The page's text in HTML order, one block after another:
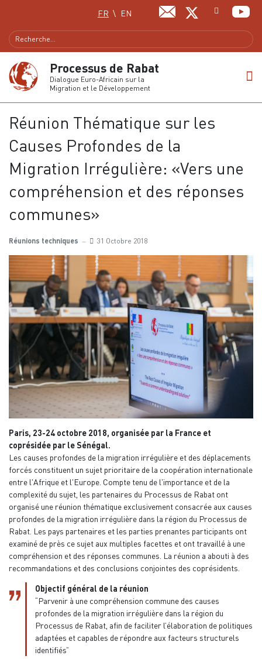
Sélectionnez votre langue
FR EN
Processus de Rabat
Dialogue Euro-Africain sur la
Migration et le Développement
Réunion Thématique sur les
Causes Profondes de la
Migration Irrégulière: «Vers une
compréhension et des réponses
communes»
Réunions techniques 31 Octobre 2018
Paris, 23-24 octobre 2018, organisée par la France et
coprésidée par le Sénégal.
Les causes profondes de la migration irrégulière et des déplacements
forcés constituent un sujet prioritaire de la coopération internationale
entre l'Afrique et l'Europe. Compte tenu de l'importance et de la
complexité du sujet, les partenaires du Processus de Rabat ont
organisé une réunion thématique exclusivement consacrée aux causes
profondes de la migration irrégulière dans la région du Processus de
Rabat. Les pays partenaires et les parties prenantes participants ont
examiné de près ce sujet aux multiples facettes et ont travaillé à une
compréhension et des réponses communes. La réunion a abouti à des
recommandations et des conclusions conjointes des coprésidents.
Objectif général de la réunion
“Parvenir à une compréhension commune des causes
profondes de la migration irrégulière dans la région du
Processus de Rabat, afin de faciliter l’élaboration de politiques
adaptées et capables de répondre aux facteurs structurels
identifiés”